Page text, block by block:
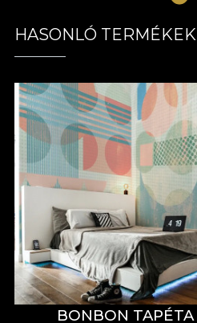
HASONLÓ TERMÉKEK
BONBON TAPÉTA